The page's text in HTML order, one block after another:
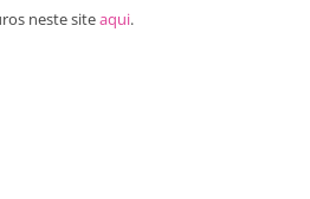
neste siteaqui.